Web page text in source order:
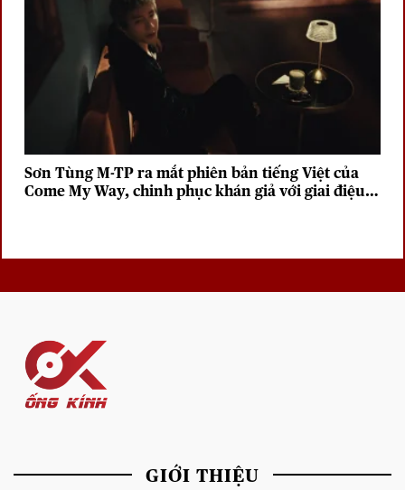
Sơn Tùng M-TP ra mắt phiên bản tiếng Việt của
Come My Way, chinh phục khán giả với giai điệu
GIỚI THIỆU